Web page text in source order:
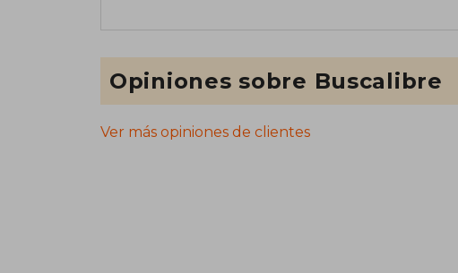
Opiniones sobre Buscalibre
Ver más opiniones de clientes